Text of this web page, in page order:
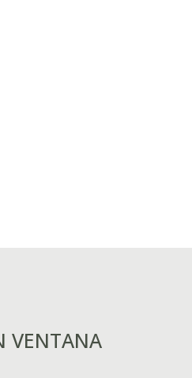
VENTANA